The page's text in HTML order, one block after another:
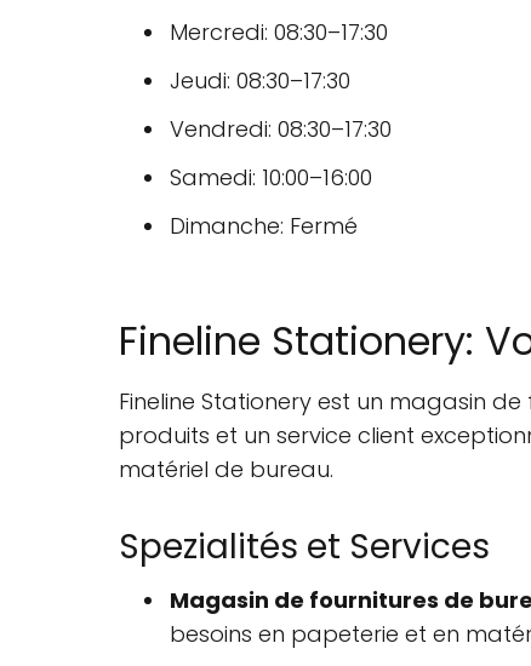
Mercredi: 08:30–17:30
Jeudi: 08:30–17:30
Vendredi: 08:30–17:30
Samedi: 10:00–16:00
Dimanche: Fermé
Fineline Stationery:
Fineline Stationery est un magasin
produits et un service client
matériel de bureau.
Spezialités et Services
Magasin de fournitures de
besoins en papeterie et en